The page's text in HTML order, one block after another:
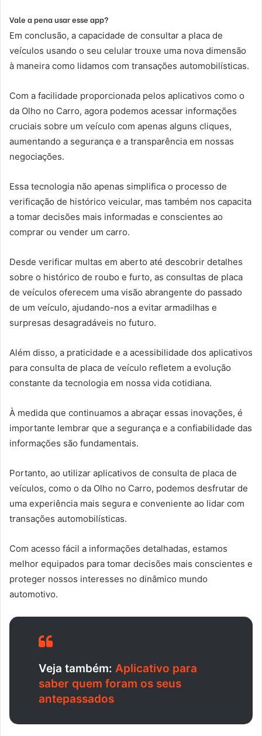
Vale a pena usar esse app?
Em conclusão, a capacidade de consultar a placa de
veículos usando o seu celular trouxe uma nova dimensão
à maneira como lidamos com transações automobilísticas.
Com a facilidade proporcionada pelos aplicativos como o
da Olho no Carro, agora podemos acessar informações
cruciais sobre um veículo com apenas alguns cliques,
aumentando a segurança e a transparência em nossas
negociações.
Essa tecnologia não apenas simplifica o processo de
verificação de histórico veicular, mas também nos capacita
a tomar decisões mais informadas e conscientes ao
comprar ou vender um carro.
Desde verificar multas em aberto até descobrir detalhes
sobre o histórico de roubo e furto, as consultas de placa
de veículos oferecem uma visão abrangente do passado
de um veículo, ajudando-nos a evitar armadilhas e
surpresas desagradáveis no futuro.
Além disso, a praticidade e a acessibilidade dos aplicativos
para consulta de placa de veículo refletem a evolução
constante da tecnologia em nossa vida cotidiana.
À medida que continuamos a abraçar essas inovações, é
importante lembrar que a segurança e a confiabilidade das
informações são fundamentais.
Portanto, ao utilizar aplicativos de consulta de placa de
veículos, como o da Olho no Carro, podemos desfrutar de
uma experiência mais segura e conveniente ao lidar com
transações automobilísticas.
Com acesso fácil a informações detalhadas, estamos
melhor equipados para tomar decisões mais conscientes e
proteger nossos interesses no dinâmico mundo
automotivo.
Veja também: Aplicativo para
saber quem foram os seus
antepassados